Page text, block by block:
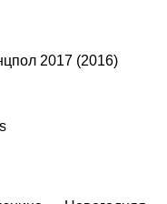
2017 (2016)